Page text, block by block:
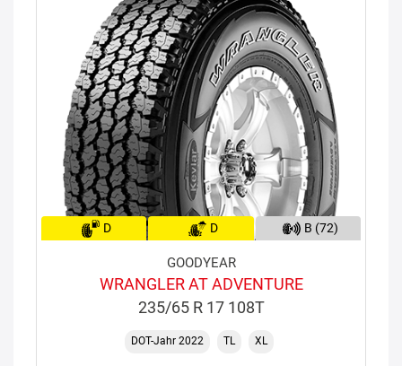
D D B (72)
GOODYEAR
WRANGLER AT ADVENTURE
235/65 R 17 108T
DOT-Jahr 2022 TL XL